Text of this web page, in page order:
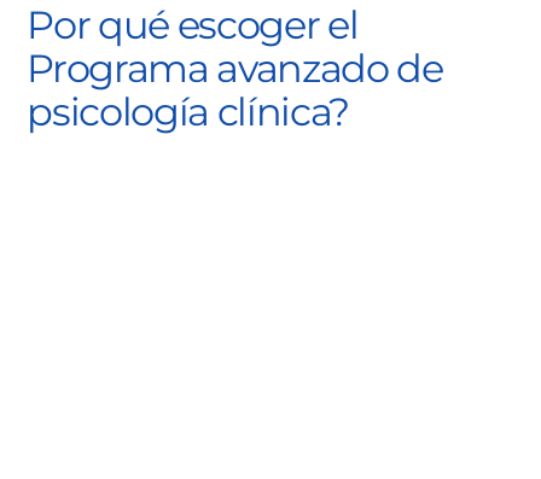
Por qué escoger el
Programa avanzado de
psicología clínica?